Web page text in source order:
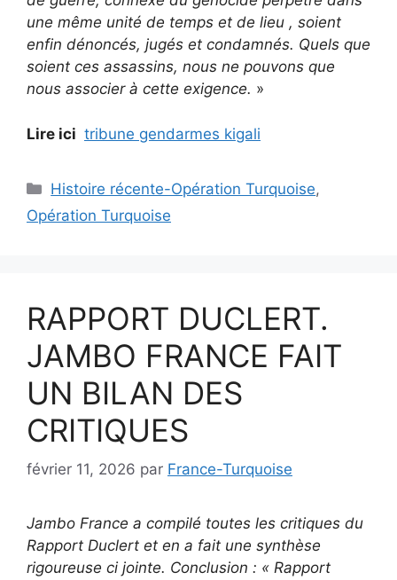
une même unité de temps et de lieu , soient
enfin dénoncés, jugés et condamnés. Quels que
soient ces assassins, nous ne pouvons que
nous associer à cette exigence. »
Lire ici tribune gendarmes kigali
Catégories
Histoire récente-Opération Turquoise,
Opération Turquoise
RAPPORT DUCLERT.
JAMBO FRANCE FAIT
UN BILAN DES
CRITIQUES
février 11, 2026 par France-Turquoise
Jambo France a compilé toutes les critiques du
Rapport Duclert et en a fait une synthèse
rigoureuse ci jointe. Conclusion : « Rapport